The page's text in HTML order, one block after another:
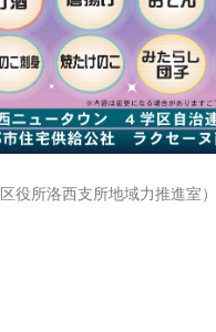
役所洛西支所地域力推進室）